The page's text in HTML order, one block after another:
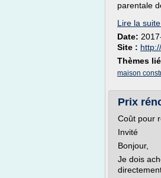
parentale
Lire la suite
Date:
Site :
Thèmes
maison
Prix
Coût pour
Invité
Bonjour,
Je dois